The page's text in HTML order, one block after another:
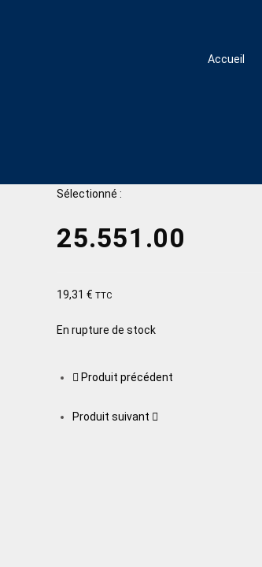
Accueil
Sélectionné :
25.551.00
19,31 € TTC
En rupture de stock
Produit précédent
Produit suivant